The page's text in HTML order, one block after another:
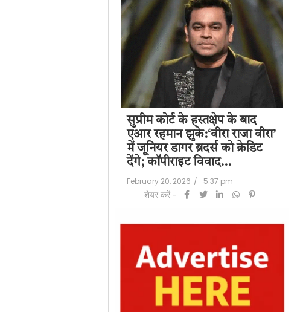
सुप्रीम कोर्ट के हस्तक्षेप के बाद
एआर रहमान झुके:‘वीरा राजा वीरा’
में जूनियर डागर ब्रदर्स को क्रेडिट
देंगे; कॉपीराइट विवाद…
February 20, 2026 /
5:37 pm
शेयर करें -